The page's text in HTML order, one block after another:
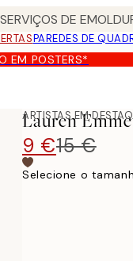
DE
PAREDES DE
EM POSTERS*
ARTISTAS EM
Lauren
9 €15 €
Selecione o